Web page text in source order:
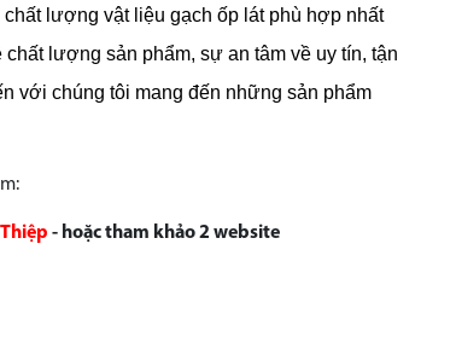
lượng vật liệu gạch ốp lát phù hợp nhất
lượng sản phẩm, sự an tâm về uy tín, tận
với chúng tôi mang đến những sản phẩm
Thiệp - hoặc tham khảo 2 website